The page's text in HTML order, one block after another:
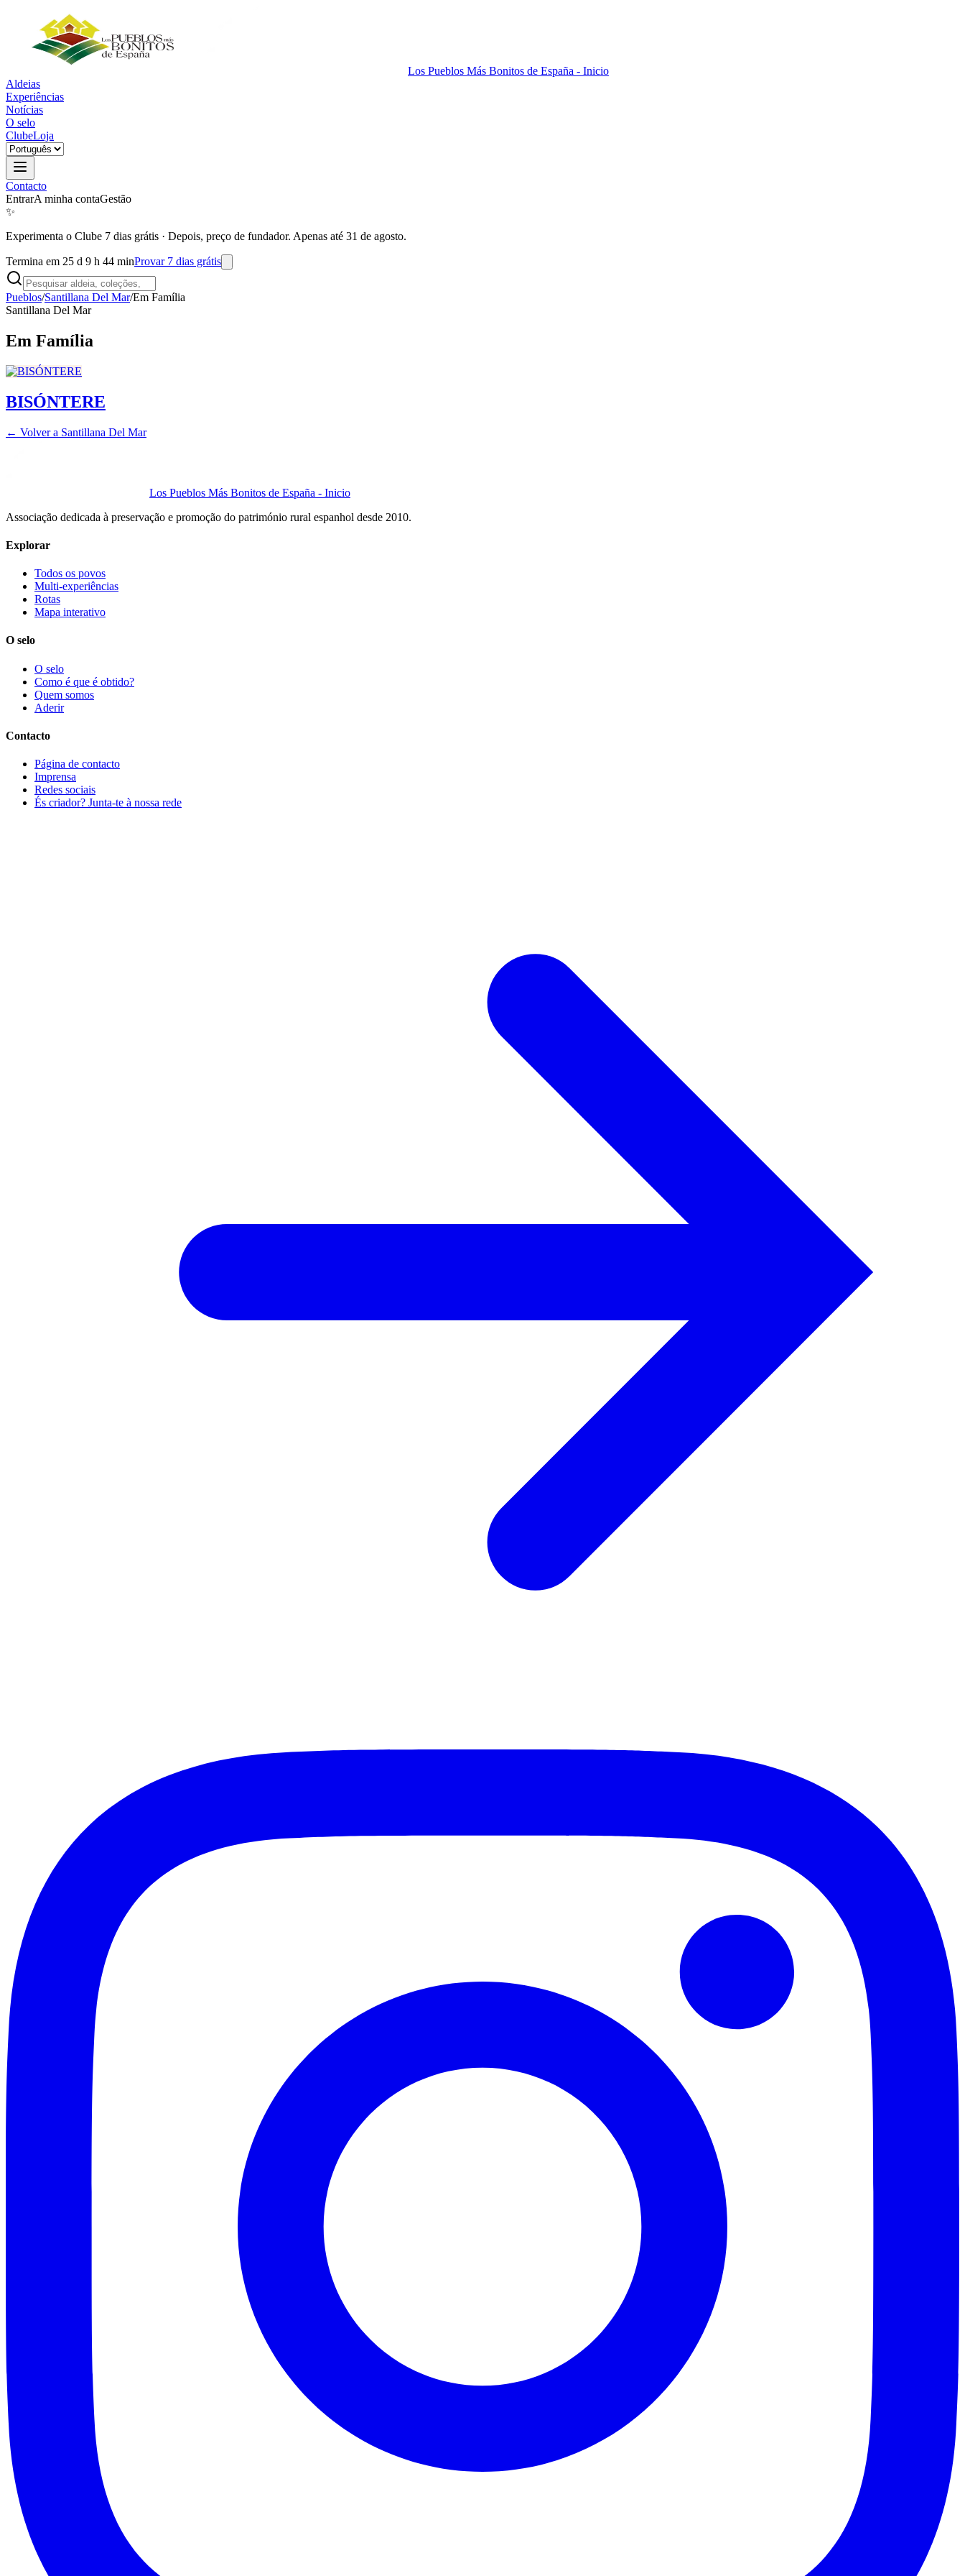
Los Pueblos Más Bonitos de España - Inicio
Aldeias
Experiências
Notícias
O selo
ClubeLoja
Contacto
EntrarA minha contaGestão
✨
Experimenta o Clube 7 dias grátis · Depois, preço de fundador. Apenas até 31 de agosto.
Termina em 25 d 9 h 44 minProvar 7 dias grátis
Pueblos/Santillana Del Mar/Em Família
Santillana Del Mar
Em Família
BISÓNTERE
← Volver a Santillana Del Mar
Los Pueblos Más Bonitos de España - Inicio
Associação dedicada à preservação e promoção do património rural espanhol desde 2010.
Explorar
Todos os povos
Multi-experiências
Rotas
Mapa interativo
O selo
O selo
Como é que é obtido?
Quem somos
Aderir
Contacto
Página de contacto
Imprensa
Redes sociais
És criador? Junta-te à nossa rede